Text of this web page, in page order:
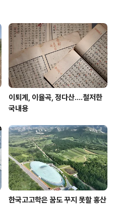
. 이 매머드 연
ice 이 녹아
에서는 처음으로
날 National Indi
이퇴계, 이율곡, 정다산....철저한
국내용
한국고고학은 꿈도 꾸지 못할 홍산